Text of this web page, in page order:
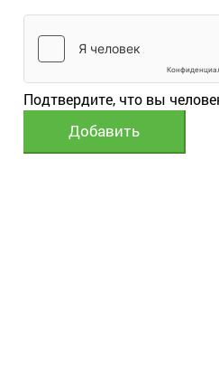
Подтвердите, что вы